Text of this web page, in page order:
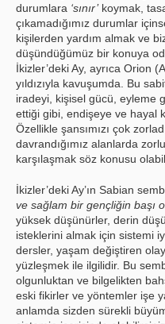
durumlara ‘sınır’ koymak,
çıkamadığımız durumlar
kişilerden yardım almak ve
düşündüğümüz bir konuya
İkizler’deki Ay, ayrıca Orion
yıldızıyla kavuşumda. Bu
iradeyi, kişisel gücü, eyleme
ettiği gibi, endişeye ve hayal
Özellikle şansımızı çok
davrandığımız alanlarda
karşılaşmak söz konusu
İkizler’deki Ay’ın Sabian
ve sağlam bir gençliğin başı
yüksek düşünürler, derin
isteklerini almak için sistemi
dersler, yaşam değiştiren
yüzleşmek ile ilgilidir. Bu
olgunluktan ve bilgelikten
eski fikirler ve yöntemler işe
anlamda sizden sürekli